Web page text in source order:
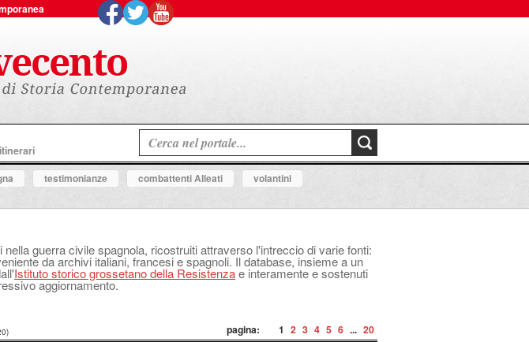
testimonianze combattenti Alleati
volantini
guerra civile spagnola, ricostruiti attraverso l'intreccio di varie fonti:
da archivi italiani, francesi e spagnoli. Il database, insieme a un
Istituto storico grossetano della Resistenzae interamente e sostenuti
aggiornamento.
pagina: 1 2 3 4 5 6 ... 20